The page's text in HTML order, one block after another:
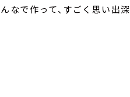
なで作って、すごく思い出深